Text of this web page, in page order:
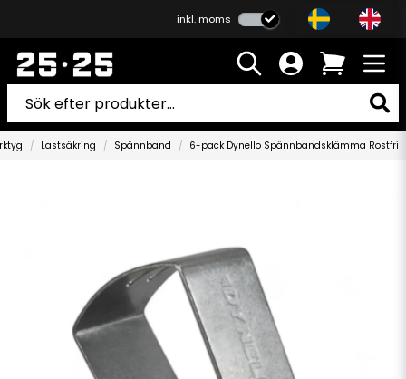
inkl. moms
Lastsäkring Spännband 6-pack Dynello Spännbandsklämma Rostfri